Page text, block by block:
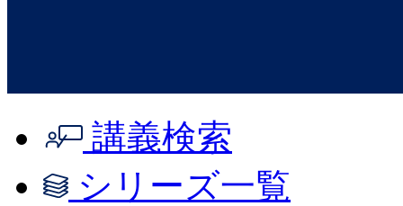
講義検索
シリーズ一覧